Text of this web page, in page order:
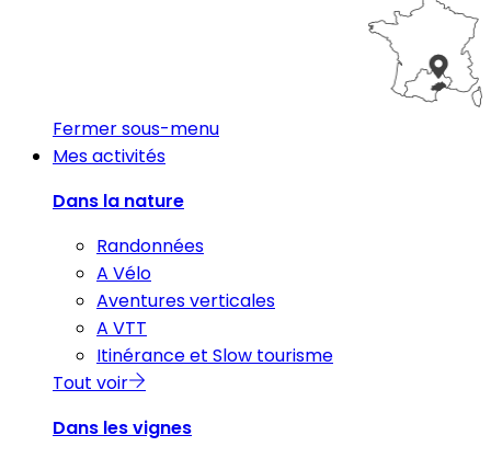
Fermer sous-menu
Mes activités
Dans la nature
Randonnées
A Vélo
Aventures verticales
A VTT
Itinérance et Slow tourisme
Tout voir
Dans les vignes